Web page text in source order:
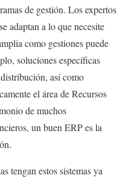
de gestión. Los expertos
adaptan a lo que necesite
como gestiones puede
soluciones específicas
así como
el área de Recursos
de muchos
un buen ERP es la
tengan estos sistemas ya